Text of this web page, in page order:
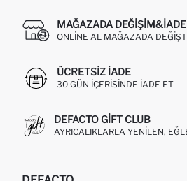
MAĞAZADA DEĞIŞIM&İADE
ONLINE AL MAĞAZADA
ÜCRETSIZ IADE
30 GÜN IÇERISINDE IADE ET
DEFACTO GIFT CLUB
AYRICALIKLARLA YENILEN,